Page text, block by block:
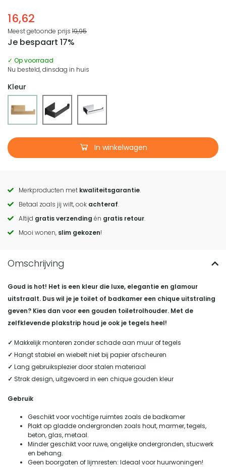
16,62
Meest getoonde prijs 19,95
Je bespaart 17%
✓ Op voorraad
Nu besteld, dinsdag in huis
Kleur
In winkelwagen
Call
to
actions
Merkproducten met kwaliteitsgarantie.
Betaal zoals jij wilt, ook achteraf.
Altijd gratis verzending én gratis retour.
Mooi wonen, slim gekozen!
Goud is hot! Het is een kleur die luxe, elegantie en glamour
uitstraalt. Dus wil je je toilet of badkamer een chique uitstraling
geven? Kies dan voor een gouden toiletrolhouder. Met de
zelfklevende plakstrip houd je ook je tegels heel!
✓ Makkelijk monteren zonder schade aan muur of tegels
✓ Hangt stabiel en wiebelt niet bij papier afscheuren
✓ Lang gebruiksplezier door stalen materiaal
✓ Strak design, uitgevoerd in een chique gouden kleur
Gebruik
Geschikt voor vochtige ruimtes zoals de badkamer
Plakt op gladde ondergronden zoals hout, marmer, tegels,
beton, glas, metaal.
Minder geschikt voor ruwe, ongelijke ondergronden, stucwerk
en behang.
Geen boorgaten of lijmresten: Ideaal voor huurwoningen!